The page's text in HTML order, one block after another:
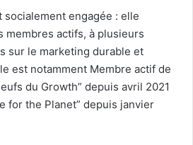
socialement engagée : elle
membres actifs, à plusieurs
sur le marketing durable et
est notamment Membre actif de
du Growth” depuis avril 2021
for the Planet” depuis janvier